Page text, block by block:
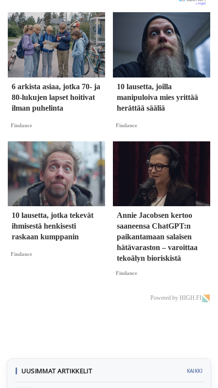
6 arkista asiaa, jotka 70- ja
80-lukujen lapset hoitivat
ilman puhelinta
Findance
10 lausetta, joilla
manipuloiva mies yrittää
herättää sääliä
Findance
10 lausetta, jotka tekevät
ihmisestä henkisesti
raskaan kumppanin
Findance
Annie Jacobsen kertoo
saaneensa ChatGPT:n
paikantamaan salaisen
hätävaraston – varoittaa
tekoälyn bioriskistä
Findance
Powered by HIGH.FI
UUSIMMAT ARTIKKELIT KAIKKI